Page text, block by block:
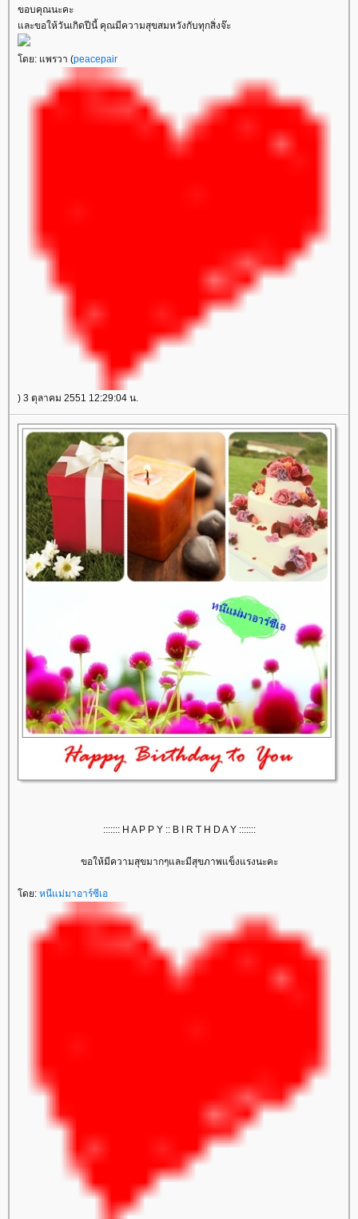
ขอบคุณนะคะ
ละขอให้วันเกิดปีนี้ คุณมีความสุขสมหวังกับทุกสิ่งจ๊ะ
ดย: แพรวา (peacepair
) 3 ตุลาคม 2551 12:29:04 น.
::::::: H A P P Y :: B I R T H D A Y :::::::
ขอให้มีความสุขมากๆและมีสุขภาพแข็งแรงนะคะ
ดย: หนีแม่มาอาร์ซีเอ